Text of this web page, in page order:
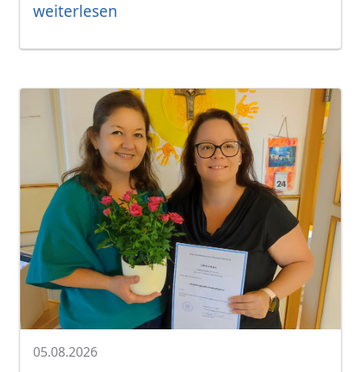
weiterlesen
05.08.2026